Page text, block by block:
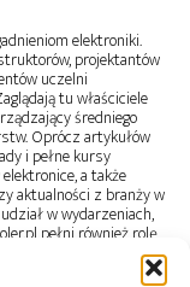
elektroniki.
projektantów
uczelni
tu właściciele
średniego
Oprócz artykułów
i pełne kursy
a także
aktualności z branży w
w wydarzeniach,
pełni również rolę
hackathonów